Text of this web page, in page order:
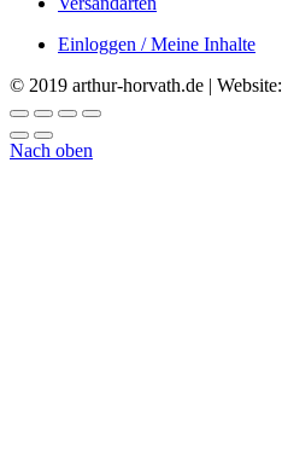
Einloggen / Meine Inhalte
© 2019 arthur-horvath.de | Website:
Nach oben